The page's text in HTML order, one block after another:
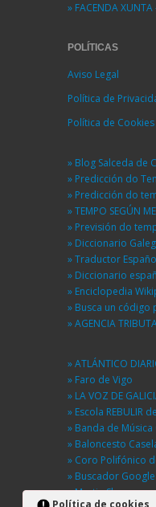
» FACENDA XUNTA
POLÍTICAS
Aviso Legal
Política de
Política de Cookies
» Blog Salceda de
» Predicción do
» Predicción do
» TEMPO SEGÚN
» Previsión do
» Diccionario
» Traductor
» Diccionario
» Enciclopedia
» Busca un código
» AGENCIA
» ATLÁNTICO
» Faro de Vigo
» LA VOZ DE
» Escola REBULIR
» Banda de
» Baloncesto
» Coro Polifónico
» Buscador Google
» Martin Sheen
Política de cookies